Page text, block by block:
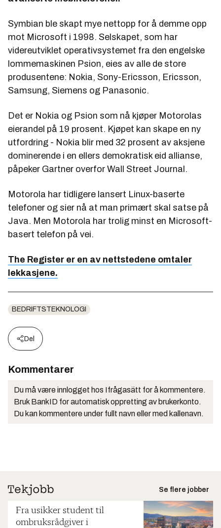
Symbian ble skapt mye nettopp for å demme opp
mot Microsoft i 1998. Selskapet, som har
videreutviklet operativsystemet fra den engelske
lommemaskinen Psion, eies av alle de store
produsentene: Nokia, Sony-Ericsson, Ericsson,
Samsung, Siemens og Panasonic.
Det er Nokia og Psion som nå kjøper Motorolas
eierandel på 19 prosent. Kjøpet kan skape en ny
utfordring - Nokia blir med 32 prosent av aksjene
dominerende i en ellers demokratisk eid allianse,
påpeker Gartner overfor Wall Street Journal.
Motorola har tidligere lansert Linux-baserte
telefoner og sier nå at man primært skal satse på
Java. Men Motorola har trolig minst en Microsoft-
basert telefon på vei.
The Register er en av nettstedene omtaler
lekkasjene.
BEDRIFTSTEKNOLOGI
Del
Kommentarer
Du må være innlogget hos Ifrågasätt for å kommentere.
Bruk BankID for automatisk oppretting av brukerkonto.
Du kan kommentere under fullt navn eller med kallenavn.
Se flere jobber
Fra usikker student til
ombruksrådgiver i